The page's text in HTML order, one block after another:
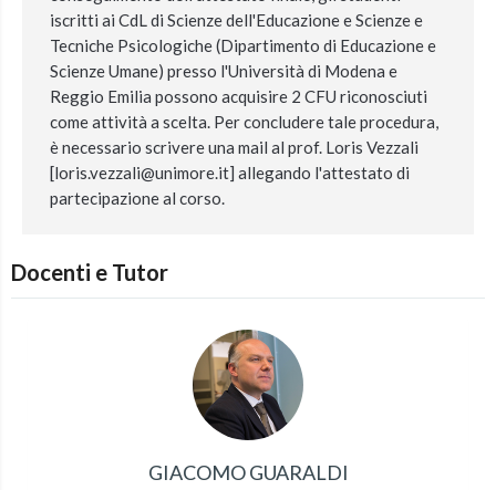
iscritti ai CdL di Scienze dell'Educazione e Scienze e
Tecniche Psicologiche (Dipartimento di Educazione e
Scienze Umane) presso l'Università di Modena e
Reggio Emilia possono acquisire 2 CFU riconosciuti
come attività a scelta. Per concludere tale procedura,
è necessario scrivere una mail al prof. Loris Vezzali
[loris.vezzali@unimore.it] allegando l'attestato di
partecipazione al corso.
Docenti e Tutor
GIACOMO GUARALDI